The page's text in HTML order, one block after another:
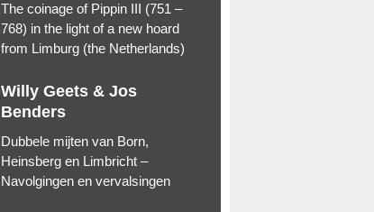
The coinage of Pippin III (751 –
768) in the light of a new hoard
from Limburg (the Netherlands)
Willy Geets & Jos
Benders
Dubbele mijten van Born,
Heinsberg en Limbricht –
Navolgingen en vervalsingen